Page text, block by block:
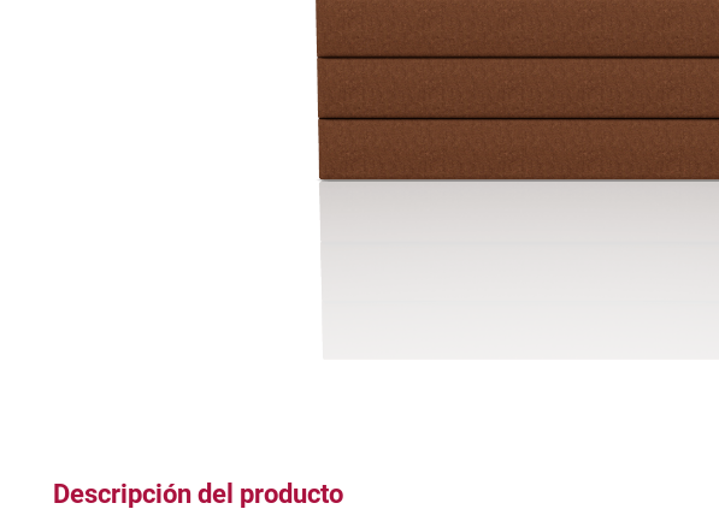
Descripción del producto